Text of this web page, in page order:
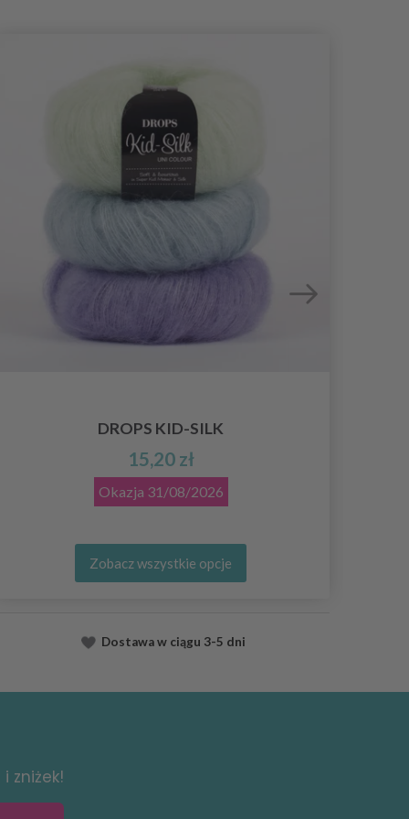
DROPS KID-SILK
15,20 zł
Okazja 31/08/2026
Zobacz wszystkie opcje
Dostawaw ciągu 3-5 dni
zniżek!